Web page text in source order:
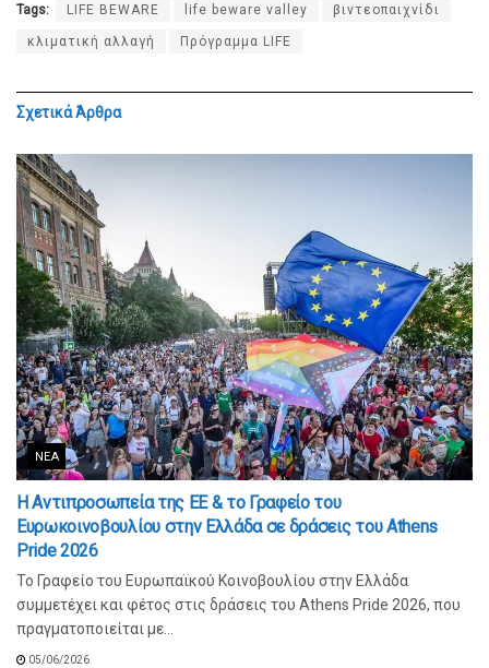
Tags: LIFE BEWARE life beware valley βιντεοπαιχνίδι
κλιματική αλλαγή Πρόγραμμα LIFE
ΣχετικάΆρθρα
ΝΈΑ
Η Αντιπροσωπεία της ΕΕ & το Γραφείο του
Ευρωκοινοβουλίου στην Ελλάδα σε δράσεις του Athens
Pride 2026
Το Γραφείο του Ευρωπαϊκού Κοινοβουλίου στην Ελλάδα
συμμετέχει και φέτος στις δράσεις του Athens Pride 2026, που
πραγματοποιείται με...
05/06/2026